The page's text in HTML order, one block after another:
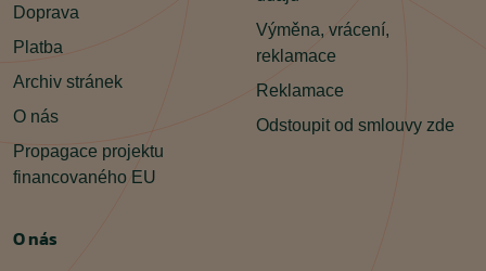
Doprava
Platba
Archiv stránek
O nás
Propagace projektu
financovaného EU
Výměna, vrácení,
reklamace
Reklamace
Odstoupit od smlouvy zde
O nás